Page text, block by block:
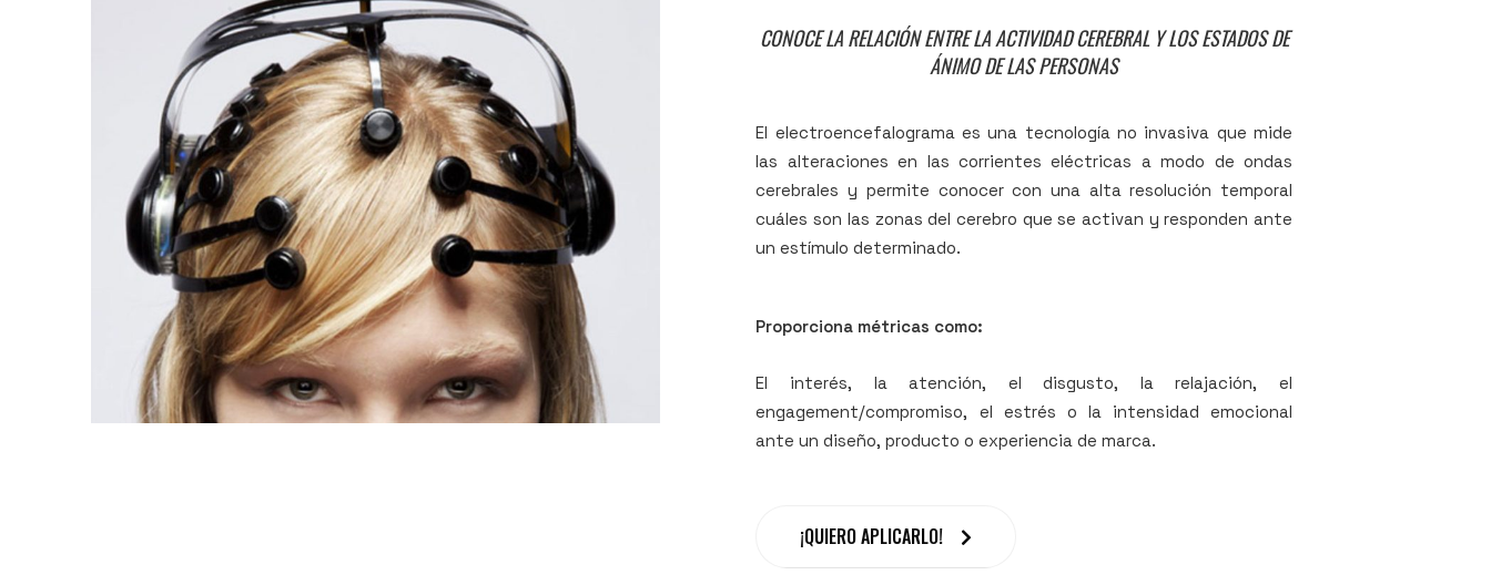
CONOCE LA RELACIÓN ENTRE LA ACTIVIDAD CEREBRAL Y LOS ESTADOS DE
ÁNIMO DE LAS PERSONAS
El electroencefalograma es una tecnología no invasiva que mide
las alteraciones en las corrientes eléctricas a modo de ondas
cerebrales y permite conocer con una alta resolución temporal
cuáles son las zonas del cerebro que se activan y responden ante
un estímulo determinado.
Proporciona métricas como:
El interés, la atención, el disgusto, la relajación, el
engagement/compromiso, el estrés o la intensidad emocional
ante un diseño, producto o experiencia de marca.
¡QUIERO APLICARLO!